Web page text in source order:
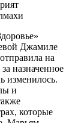
Джамиле
на
назначенное
изменилось.
и
которые